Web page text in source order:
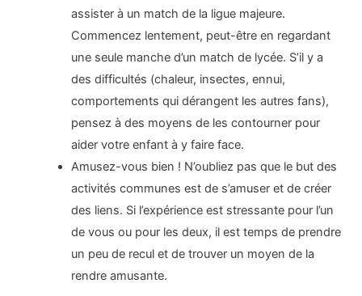
assister à un match de la ligue majeure.
Commencez lentement, peut-être en regardant
une seule manche d’un match de lycée. S’il y a
des difficultés (chaleur, insectes, ennui,
comportements qui dérangent les autres fans),
pensez à des moyens de les contourner pour
aider votre enfant à y faire face.
Amusez-vous bien ! N’oubliez pas que le but des
activités communes est de s’amuser et de créer
des liens. Si l’expérience est stressante pour l’un
de vous ou pour les deux, il est temps de prendre
un peu de recul et de trouver un moyen de la
rendre amusante.